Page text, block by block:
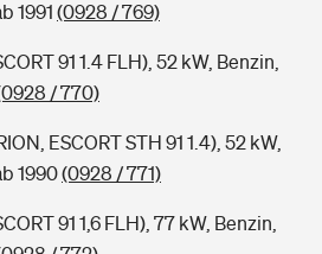
1991 (0928 / 769)
91 1.4 FLH), 52 kW, Benzin,
/ 770)
ESCORT STH 91 1.4), 52 kW,
1990(0928 / 771)
91 1,6 FLH), 77 kW, Benzin,